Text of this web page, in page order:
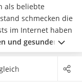
als beliebte
schmecken die
im Internet haben
und gesunden
dekorieren,
gut.
Wählen Sie